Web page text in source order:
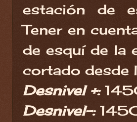
estación de
Tener en
de esquí de la
cortado desde
Desnivel +:
Desnivel-: